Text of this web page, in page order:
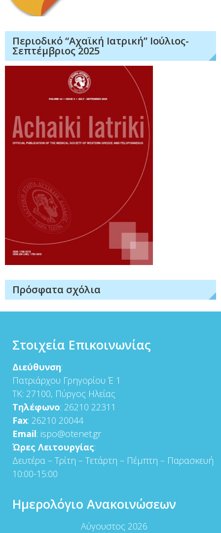
Περιοδικό “Αχαϊκή Ιατρική” Ιούλιος-
Σεπτέμβριος 2025
Πρόσφατα σχόλια
Στοιχεία Επικοινωνίας
Διεύθυνση:
Πατριάρχου Γρηγορίου Έ 1
ΤΚ: 27100, Πύργος Ηλείας
Τηλέφωνο: 26210 22311
Fax: 26210 20044
Email: ispo@otenet.gr
Ώρες Λειτουργίας:
Δευτέρα – Τρίτη – Τετάρτη – Πέμπτη – Παρασκευή
10:00-15:00
Ημερολόγιο Ανακοινώσεων
Αύγουστος 2026